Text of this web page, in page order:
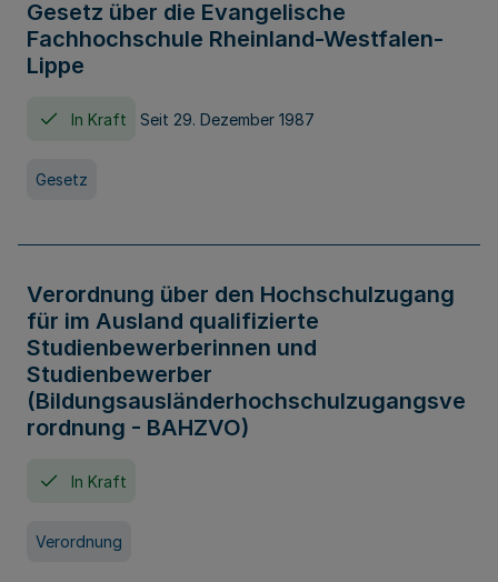
Gesetz über die Evangelische
Fachhochschule Rheinland-Westfalen-
Lippe
In Kraft Seit 29. Dezember 1987
Gesetz
Verordnung über den Hochschulzugang
für im Ausland qualifizierte
Studienbewerberinnen und
Studienbewerber
(Bildungsausländerhochschulzugangsve
rordnung - BAHZVO)
In Kraft
Verordnung